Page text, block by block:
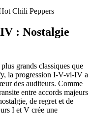
Chili Peppers
: Nostalgie
grands classiques que
la progression I-V-vi-IV a
des auditeurs. Comme
entre accords majeurs
de regret et de
I et V crée une